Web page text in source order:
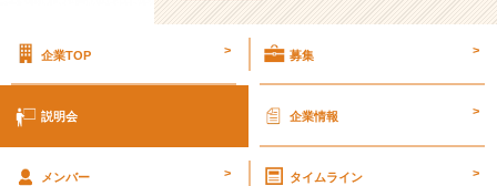
詳
ベ
企業TOP > 募集 >
説明会 企業情報 >
メンバー > タイムライン >